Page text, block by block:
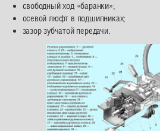
свободный ход «баранки»;
осевой люфт в подшипниках;
зазор зубчатой передачи.